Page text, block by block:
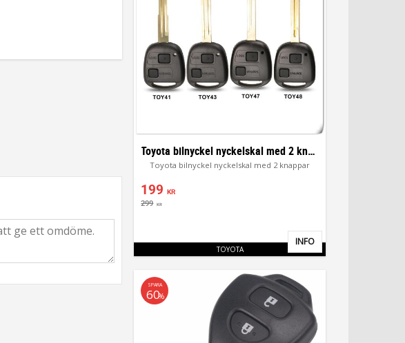
Toyota bilnyckel nyckelskal med 2 knappar
Toyota bilnyckel nyckelskal med 2 knappar
199 KR
299 KR
TOYOTA Lägg till i favoriter
INFO
SPARA
60%